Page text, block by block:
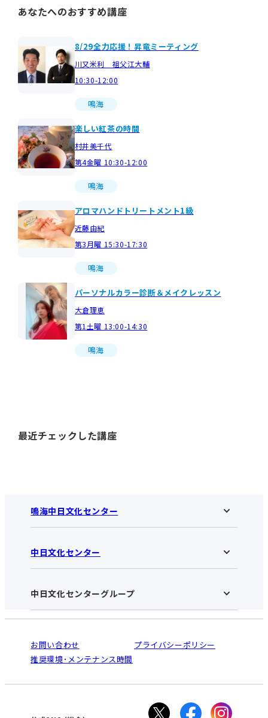
あなたへのおすすめ講座
8/29全力応援！昇竜ミーティング
川又米利 祖父江大輔
10:30-12:00
鳴海
楽しい紅茶の時間
村井美千代
第4金曜 10:30-12:00
鳴海
アロマハンドトリートメント1級
近藤由紀
第3月曜 15:30-17:30
鳴海
パーソナルカラー診断＆メイクレッスン
大倉理恵
第1土曜 13:00-14:30
鳴海
最近チェックした講座
鳴海中日文化センター
鳴海中日文化センターHOME
お知らせ
アクセス･営業時間
お申し込みの流れ
入会と受講のご案内
中日文化センター
中日文化センターHOME
中日文化センターとは
受講規約・会員特典
ご利用ガイド
オンライン講座受講の手順
WEBサイトのよくある質問
中日文化センターグループ
南大高
犬山
高蔵寺
大垣
お問い合わせ
プライバシーポリシー
推奨環境･メンテナンス時間